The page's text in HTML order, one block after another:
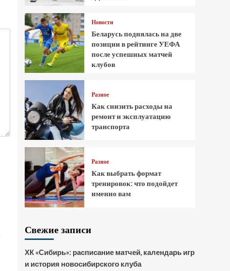
Новости
Беларусь поднялась на две
позиции в рейтинге УЕФА
после успешных матчей
клубов
Разное
Как снизить расходы на
ремонт и эксплуатацию
транспорта
Разное
Как выбрать формат
тренировок: что подойдет
именно вам
Свежие записи
ХК «Сибирь»: расписание матчей, календарь игр
и история новосибирского клуба